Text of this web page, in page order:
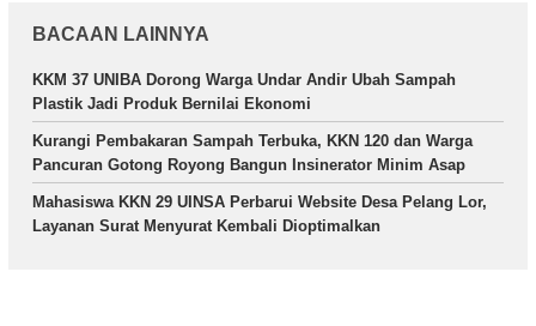
BACAAN LAINNYA
KKM 37 UNIBA Dorong Warga Undar Andir Ubah Sampah
Plastik Jadi Produk Bernilai Ekonomi
Kurangi Pembakaran Sampah Terbuka, KKN 120 dan Warga
Pancuran Gotong Royong Bangun Insinerator Minim Asap
Mahasiswa KKN 29 UINSA Perbarui Website Desa Pelang Lor,
Layanan Surat Menyurat Kembali Dioptimalkan